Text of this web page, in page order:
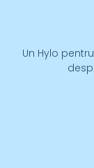
Un Hylo